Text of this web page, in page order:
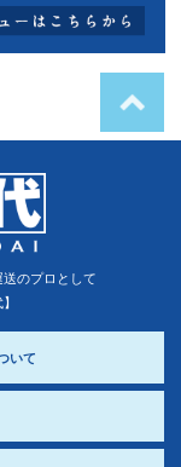
のプロとして
いて